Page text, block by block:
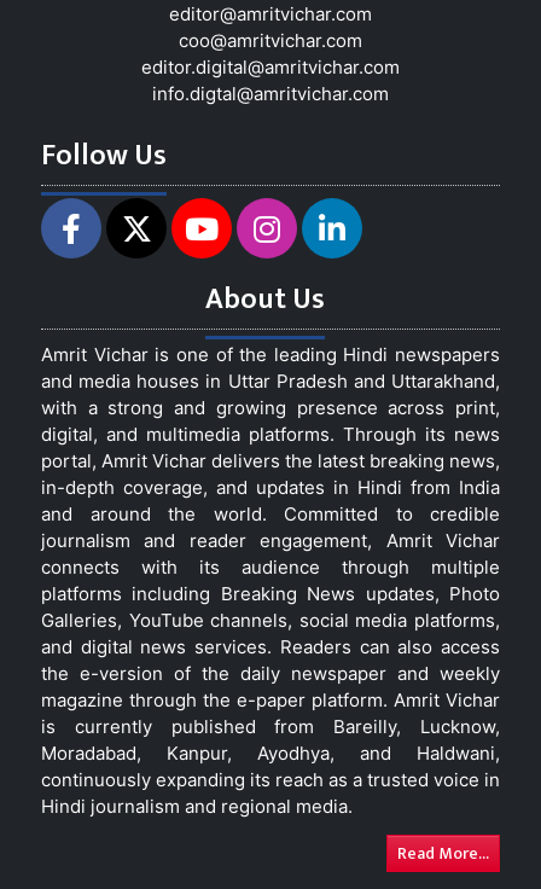
editor@amritvichar.com
coo@amritvichar.com
editor.digital@amritvichar.com
info.digtal@amritvichar.com
Follow Us
About Us
Amrit Vichar is one of the leading Hindi newspapers
and media houses in Uttar Pradesh and Uttarakhand,
with a strong and growing presence across print,
digital, and multimedia platforms. Through its news
portal, Amrit Vichar delivers the latest breaking news,
in-depth coverage, and updates in Hindi from India
and around the world. Committed to credible
journalism and reader engagement, Amrit Vichar
connects with its audience through multiple
platforms including Breaking News updates, Photo
Galleries, YouTube channels, social media platforms,
and digital news services. Readers can also access
the e-version of the daily newspaper and weekly
magazine through the e-paper platform. Amrit Vichar
is currently published from Bareilly, Lucknow,
Moradabad, Kanpur, Ayodhya, and Haldwani,
continuously expanding its reach as a trusted voice in
Hindi journalism and regional media.
Read More...